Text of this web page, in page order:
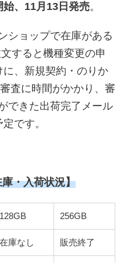
、11月13日発売。
ショップで在庫がある
すると機種変更の申
に、新規契約・のりか
査に時間がかかり、審
できた出荷完了メール
です。
・入荷状況】
128GB 256GB
在庫なし 販売終了